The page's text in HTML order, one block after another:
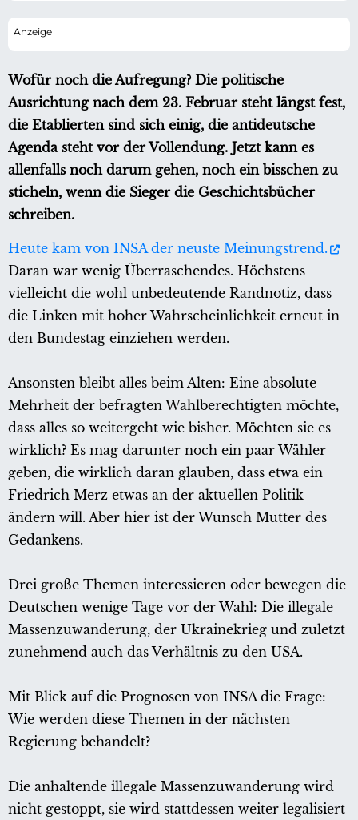
Wofür noch die Aufregung? Die politische
Ausrichtung nach dem 23. Februar steht längst fest,
die Etablierten sind sich einig, die antideutsche
Agenda steht vor der Vollendung. Jetzt kann es
allenfalls noch darum gehen, noch ein bisschen zu
sticheln, wenn die Sieger die Geschichtsbücher
schreiben.
Heute kam von INSA der neuste Meinungstrend.
Daran war wenig Überraschendes. Höchstens
vielleicht die wohl unbedeutende Randnotiz, dass
die Linken mit hoher Wahrscheinlichkeit erneut in
den Bundestag einziehen werden.
Ansonsten bleibt alles beim Alten: Eine absolute
Mehrheit der befragten Wahlberechtigten möchte,
dass alles so weitergeht wie bisher. Möchten sie es
wirklich? Es mag darunter noch ein paar Wähler
geben, die wirklich daran glauben, dass etwa ein
Friedrich Merz etwas an der aktuellen Politik
ändern will. Aber hier ist der Wunsch Mutter des
Gedankens.
Drei große Themen interessieren oder bewegen die
Deutschen wenige Tage vor der Wahl: Die illegale
Massenzuwanderung, der Ukrainekrieg und zuletzt
zunehmend auch das Verhältnis zu den USA.
Mit Blick auf die Prognosen von INSA die Frage:
Wie werden diese Themen in der nächsten
Regierung behandelt?
Die anhaltende illegale Massenzuwanderung wird
nicht gestoppt, sie wird stattdessen weiter legalisiert